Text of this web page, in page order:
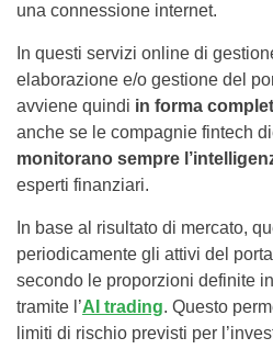
una connessione internet.
In questi servizi online di
elaborazione e/o gestione del
avviene quindi in forma
anche se le compagnie fintech
monitorano sempre
esperti finanziari.
In base al risultato di mercato,
periodicamente gli attivi del
secondo le proporzioni definite
tramite l’AI trading. Questo
limiti di rischio previsti per